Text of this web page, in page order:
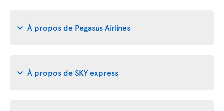
À propos de Pegasus Airlines
À propos de SKY express